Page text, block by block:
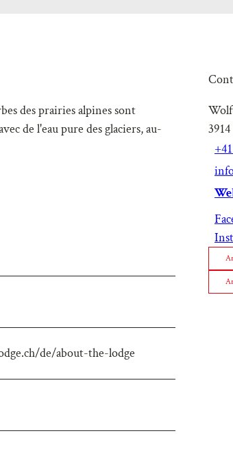
des prairies alpines sont
de l'eau pure des glaciers, au-
de/about-the-lodge
3914